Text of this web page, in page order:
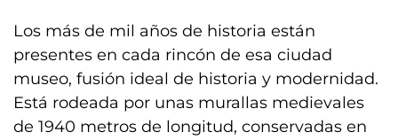
Los más de mil años de historia están
presentes en cada rincón de esa ciudad
museo, fusión ideal de historia y modernidad.
Está rodeada por unas murallas medievales
de 1940 metros de longitud, conservadas en